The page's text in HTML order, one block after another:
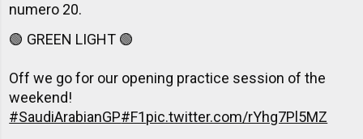
numero 20.
🟢 GREEN LIGHT 🟢
Off we go for our opening practice session of the
weekend!
#SaudiArabianGP#F1pic.twitter.com/rYhg7Pl5MZ